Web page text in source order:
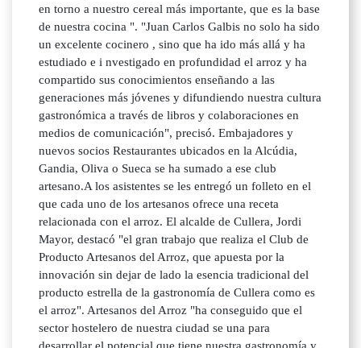
en torno a nuestro cereal más importante, que es la base
de nuestra cocina ". "Juan Carlos Galbis no solo ha sido
un excelente cocinero , sino que ha ido más allá y ha
estudiado e i nvestigado en profundidad el arroz y ha
compartido sus conocimientos enseñando a las
generaciones más jóvenes y difundiendo nuestra cultura
gastronómica a través de libros y colaboraciones en
medios de comunicación", precisó. Embajadores y
nuevos socios Restaurantes ubicados en la Alcúdia,
Gandia, Oliva o Sueca se ha sumado a ese club
artesano.A los asistentes se les entregó un folleto en el
que cada uno de los artesanos ofrece una receta
relacionada con el arroz. El alcalde de Cullera, Jordi
Mayor, destacó "el gran trabajo que realiza el Club de
Producto Artesanos del Arroz, que apuesta por la
innovación sin dejar de lado la esencia tradicional del
producto estrella de la gastronomía de Cullera como es
el arroz". Artesanos del Arroz "ha conseguido que el
sector hostelero de nuestra ciudad se una para